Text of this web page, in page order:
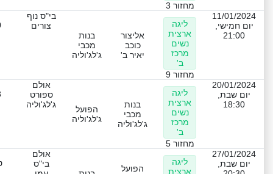
מחזור 3
11/01/2024
יום חמישי,
21:00
ליגה
ארצית
נשים
מרכז
ב'
מחזור 9
אליצור
כוכב
יאיר ב'
בנות
מכבי
ג'לג'וליה
בי"ס נוף
צורים
20/01/2024
יום שבת,
18:30
ליגה
ארצית
נשים
מרכז
ב'
מחזור 5
בנות
מכבי
ג'לג'וליה
הפועל
ג'לג'וליה
אולם
ספורט
ג'לג'וליה
27/01/2024
יום שבת,
ליגה
ארצית
הפועל
אולם
בי"ס